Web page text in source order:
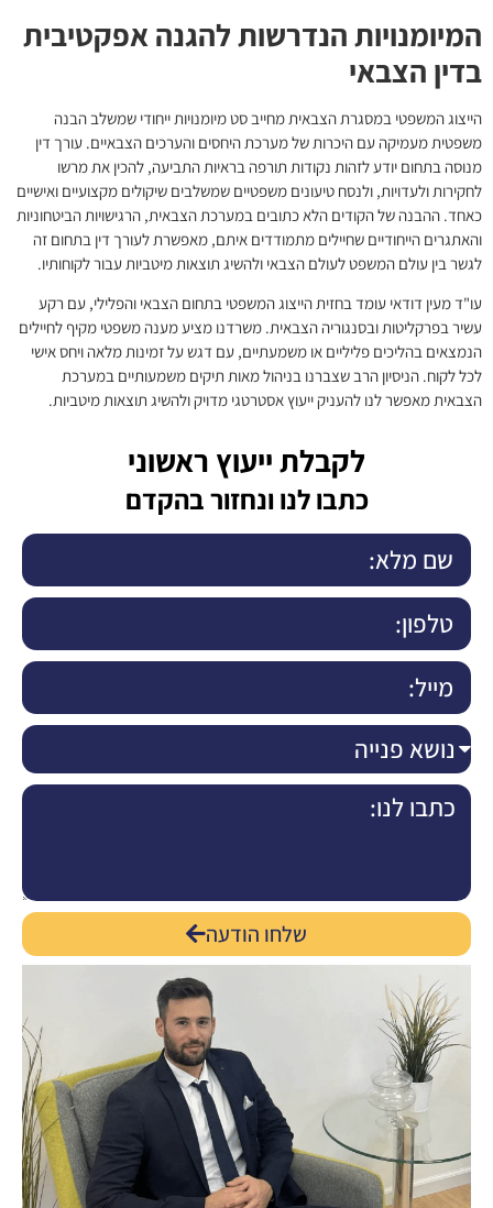
המיומנויות הנדרשות להגנה אפקטיבית
בדין הצבאי
הייצוג המשפטי במסגרת הצבאית מחייב סט מיומנויות ייחודי שמשלב הבנה
משפטית מעמיקה עם היכרות של מערכת היחסים והערכים הצבאיים. עורך דין
מנוסה בתחום יודע לזהות נקודות תורפה בראיות התביעה, להכין את מרשו
לחקירות ולעדויות, ולנסח טיעונים משפטיים שמשלבים שיקולים מקצועיים ואישיים
כאחד. ההבנה של הקודים הלא כתובים במערכת הצבאית, הרגישויות הביטחוניות
והאתגרים הייחודיים שחיילים מתמודדים איתם, מאפשרת לעורך דין בתחום זה
לגשר בין עולם המשפט לעולם הצבאי ולהשיג תוצאות מיטביות עבור לקוחותיו.
עו"ד מעין דודאי עומד בחזית הייצוג המשפטי בתחום הצבאי והפלילי, עם רקע
עשיר בפרקליטות ובסנגוריה הצבאית. משרדנו מציע מענה משפטי מקיף לחיילים
הנמצאים בהליכים פליליים או משמעתיים, עם דגש על זמינות מלאה ויחס אישי
לכל לקוח. הניסיון הרב שצברנו בניהול מאות תיקים משמעותיים במערכת
הצבאית מאפשר לנו להעניק ייעוץ אסטרטגי מדויק ולהשיג תוצאות מיטביות.
לקבלת ייעוץ ראשוני
כתבו לנו ונחזור בהקדם
שלחו הודעה